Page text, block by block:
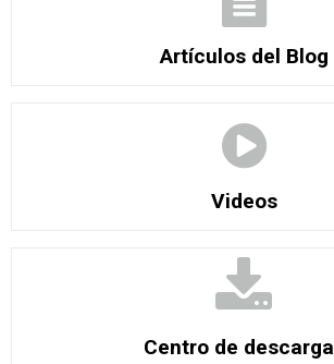
Artículos del Blog
Videos
Centro de